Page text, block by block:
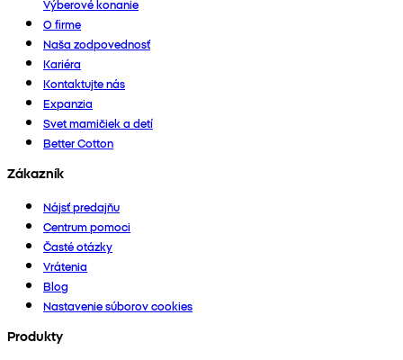
Výberové konanie
O firme
Naša zodpovednosť
Kariéra
Kontaktujte nás
Expanzia
Svet mamičiek a detí
Better Cotton
Zákazník
Nájsť predajňu
Centrum pomoci
Časté otázky
Vrátenia
Blog
Nastavenie súborov cookies
Produkty